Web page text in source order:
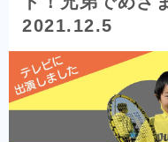
2021.12.5